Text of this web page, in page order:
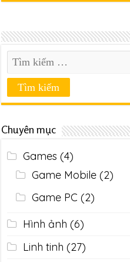
Chuyên mục
Games (4)
Game Mobile(2)
Game PC (2)
Hình ảnh (6)
Linh tinh (27)